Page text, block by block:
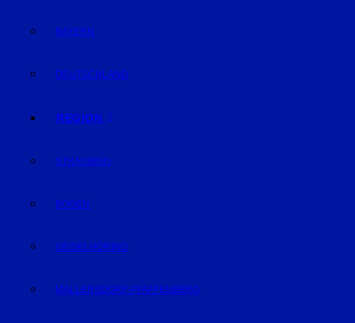
BAYERN
DEUTSCHLAND
REGION
STRAUBING
BOGEN
GEISELHÖRING
MALLERSDORF-PFAFFENBERG